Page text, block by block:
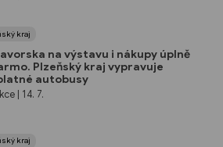
kraj
na výstavu i nákupy úplně
Plzeňský kraj vypravuje
autobusy
| 14. 7.
kraj